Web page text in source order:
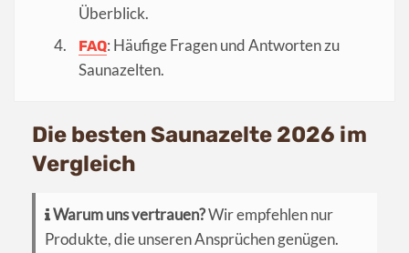
Überblick.
FAQ: Häufige Fragen und Antworten zu
Saunazelten.
Die besten Saunazelte 2026 im
Vergleich
Warum uns vertrauen?Wir empfehlen nur
Produkte, die unseren Ansprüchen genügen.